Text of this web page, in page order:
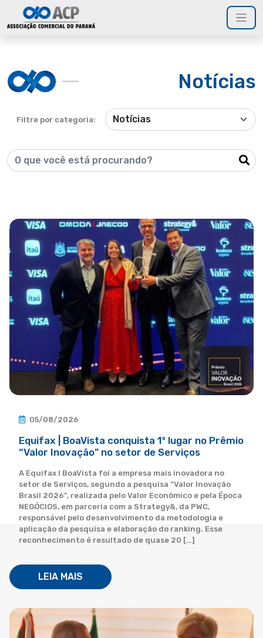
Notícias
Filtre por categoria:
05/08/2026
Equifax | BoaVista conquista 1º lugar no Prêmio
“Valor Inovação” no setor de Serviços
A Equifax I BoaVista foi a empresa mais inovadora no
setor de Serviços, segundo a pesquisa “Valor Inovação
Brasil 2026”, realizada pelo Valor Econômico e pela Época
NEGÓCIOS, em parceria com a Strategy&, da PWC,
responsável pelo desenvolvimento da metodologia e
aplicação da pesquisa e elaboração do ranking. Esse
reconhecimento é resultado de quase 20 […]
LEIA MAIS